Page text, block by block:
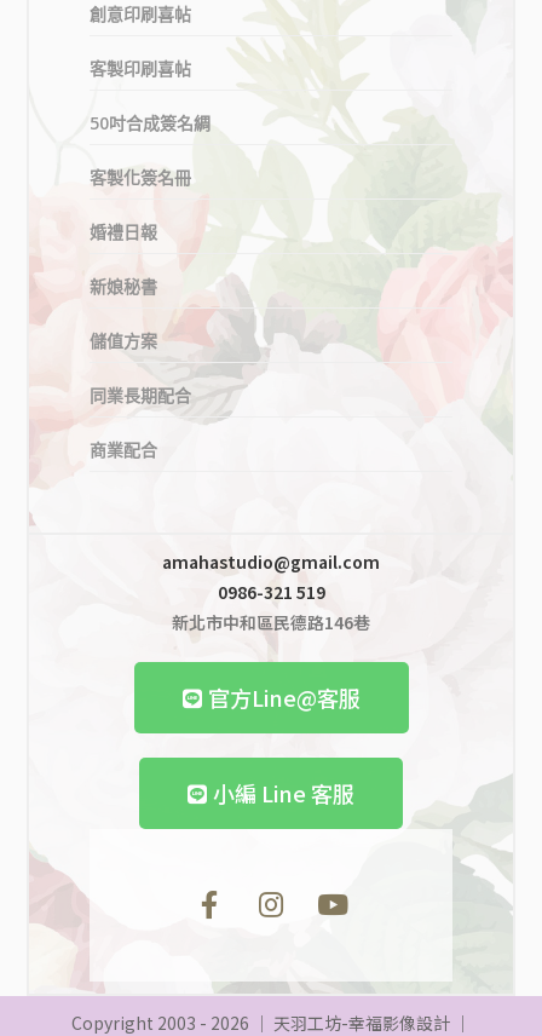
創意印刷喜帖
客製印刷喜帖
50吋合成簽名綢
客製化簽名冊
婚禮日報
新娘秘書
儲值方案
同業長期配合
商業配合
amahastudio@gmail.com
0986-321 519
新北市中和區民德路146巷
官方Line@客服
小編 Line 客服
Copyright 2003 - 2026 │ 天羽工坊-幸福影像設計 │